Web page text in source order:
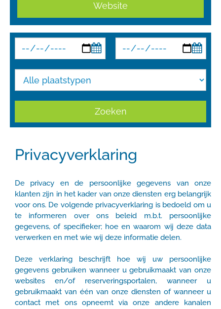
Website
Zoeken
Privacyverklaring
De privacy en de persoonlijke gegevens van onze
klanten zijn in het kader van onze diensten erg belangrijk
voor ons. De volgende privacyverklaring is bedoeld om u
te informeren over ons beleid m.b.t. persoonlijke
gegevens, of specifieker; hoe en waarom wij deze data
verwerken en met wie wij deze informatie delen.
Deze verklaring beschrijft hoe wij uw persoonlijke
gegevens gebruiken wanneer u gebruikmaakt van onze
websites en/of reserveringsportalen, wanneer u
gebruikmaakt van één van onze diensten of wanneer u
contact met ons opneemt via onze andere kanalen